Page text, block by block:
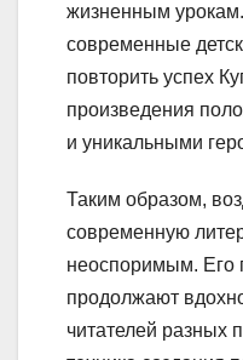
жизненным
современные
повторить успех
произведения
и уникальными
Таким образом,
современную
неоспоримым. Его
продолжают
читателей разных